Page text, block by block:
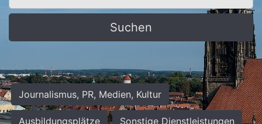
Suchen
Journalismus, PR, Medien, Kultur
Ausbildungsplätze Sonstige Dienstleistungen